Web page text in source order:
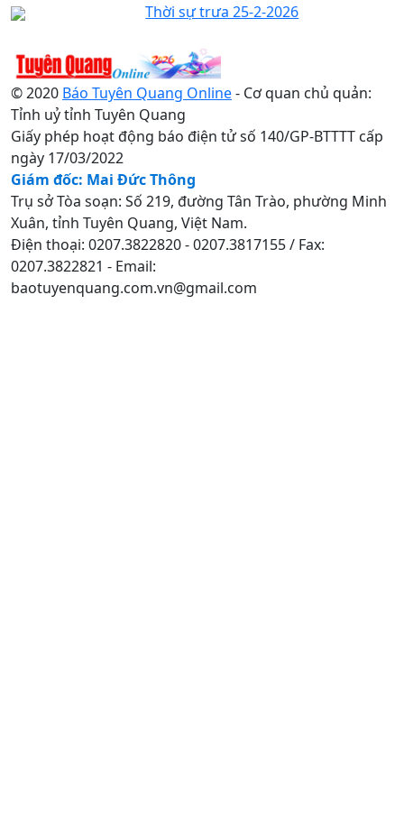
Thời sự trưa 25-2-2026
© 2020 Báo Tuyên Quang Online- Cơ quan chủ quản:
Tỉnh uỷ tỉnh Tuyên Quang
Giấy phép hoạt động báo điện tử số 140/GP-BTTTT cấp
ngày 17/03/2022
Giám đốc: Mai Đức Thông
Trụ sở Tòa soạn: Số 219, đường Tân Trào, phường Minh
Xuân, tỉnh Tuyên Quang, Việt Nam.
Điện thoại: 0207.3822820 - 0207.3817155 / Fax:
0207.3822821 - Email:
baotuyenquang.com.vn@gmail.com